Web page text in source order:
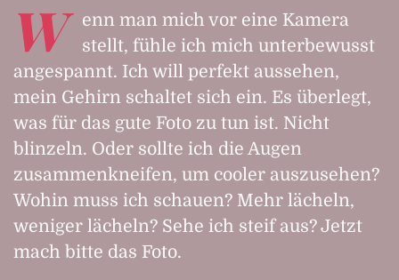
W
enn man mich vor eine Kamera
stellt, fühle ich mich unterbewusst
angespannt. Ich will perfekt aussehen,
mein Gehirn schaltet sich ein. Es überlegt,
was für das gute Foto zu tun ist. Nicht
blinzeln. Oder sollte ich die Augen
zusammenkneifen, um cooler auszusehen?
Wohin muss ich schauen? Mehr lächeln,
weniger lächeln? Sehe ich steif aus? Jetzt
mach bitte das Foto.